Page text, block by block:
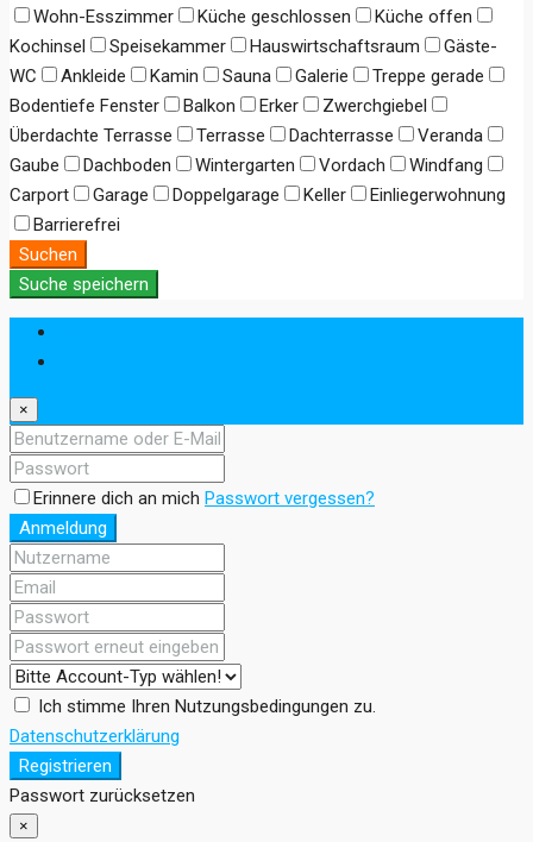
Wohn-Esszimmer
Küche geschlossen
Küche offen
Kochinsel
Speisekammer Hauswirtschaftsraum
Gäste-
WC
Ankleide Kamin Sauna Galerie
Treppe gerade
Bodentiefe Fenster
Balkon Erker
Zwerchgiebel
Überdachte Terrasse
Terrasse Dachterrasse
Veranda
Gaube
Dachboden Wintergarten Vordach
Windfang
Carport
Garage Doppelgarage Keller
Einliegerwohnung
Barrierefrei
Suchen
Suche speichern
×
Erinnere dich an mich Passwort vergessen?
Anmeldung
Ich stimme Ihren Nutzungsbedingungen zu.
Datenschutzerklärung
Registrieren
Passwort zurücksetzen
×